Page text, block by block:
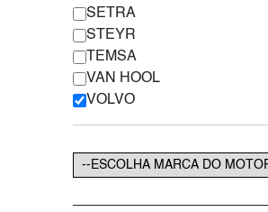
SETRA
STEYR
TEMSA
VAN HOOL
VOLVO